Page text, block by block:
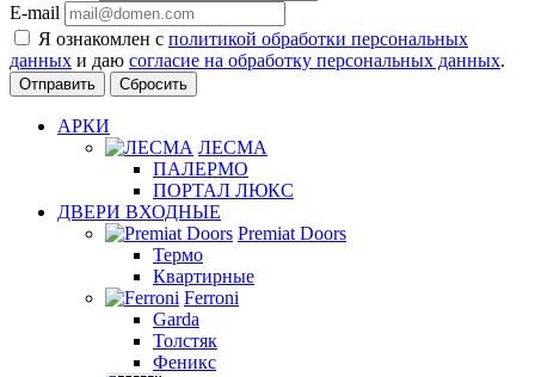
E-mail
Я ознакомлен с политикой обработки персональных
данных и даю согласие на обработку персональных данных.
Сбросить
АРКИ
ЛЕСМА
ПАЛЕРМО
ПОРТАЛ ЛЮКС
ДВЕРИ ВХОДНЫЕ
Premiat Doors
Термо
Квартирные
Ferroni
Garda
Толстяк
Феникс